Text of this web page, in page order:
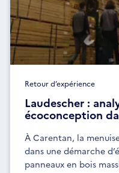
Retour d’expérience
Laudescher :
écoconception
À Carentan, la
dans une démarche
panneaux en bois